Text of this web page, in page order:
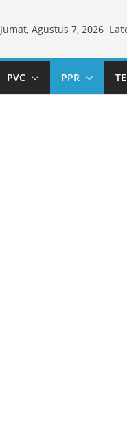
Jumat, Agustus 7, 2026
PVC PPR